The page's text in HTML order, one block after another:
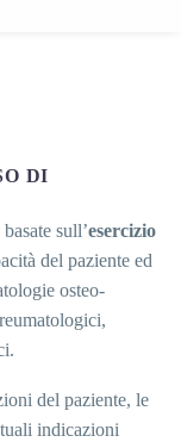
DI
sull’esercizio
del paziente ed
osteo-
del paziente, le
indicazioni